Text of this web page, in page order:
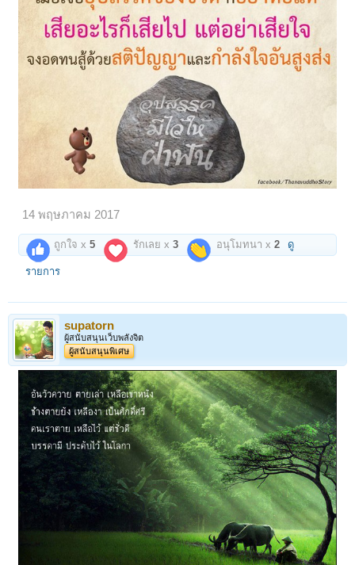
14 พฤษภาคม 2017
ถูกใจ x5 รักเลย x3 อนุโมทนา x2 ดู
รายการ
supatorn
ผู้สนับสนุนเว็บพลังจิต
ผู้สนับสนุนพิเศษ